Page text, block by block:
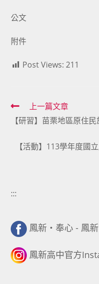
公文
附件
Post Views: 211
Read
more
articles
上一篇文章
【研習】苗栗地區原住
【活動】113學年度國
:::
鳳新・奉心 - 鳳
鳳新高中官方